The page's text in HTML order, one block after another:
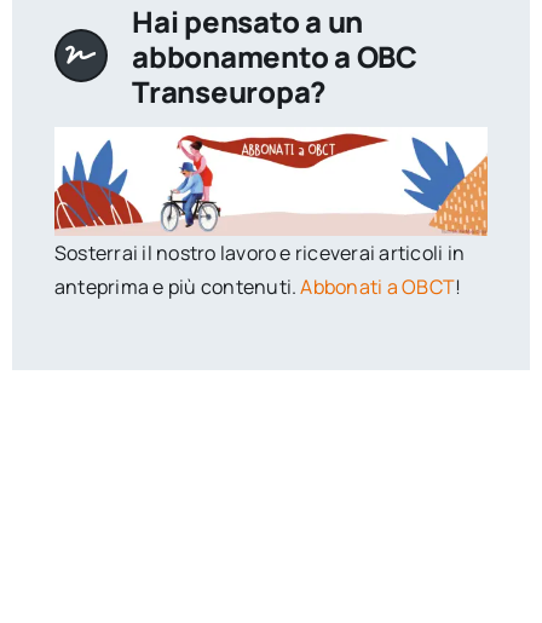
Hai pensato a un
abbonamento a OBC
Transeuropa?
Sosterrai il nostro lavoro e riceverai articoli in
anteprima e più contenuti.Abbonati a OBCT!